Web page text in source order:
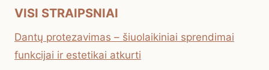
VISI STRAIPSNIAI
Dantų protezavimas – šiuolaikiniai sprendimai
funkcijai ir estetikai atkurti